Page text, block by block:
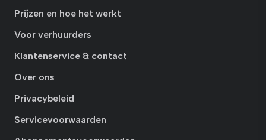
Prijzen en hoe het werkt
Voor verhuurders
Klantenservice & contact
Over ons
Privacybeleid
Servicevoorwaarden